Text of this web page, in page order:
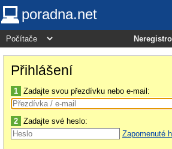
poradna.net
Přihlášení
1 Zadajte svou přezdívku nebo e-mail:
2 Zadajte své heslo:
Zapomenuté